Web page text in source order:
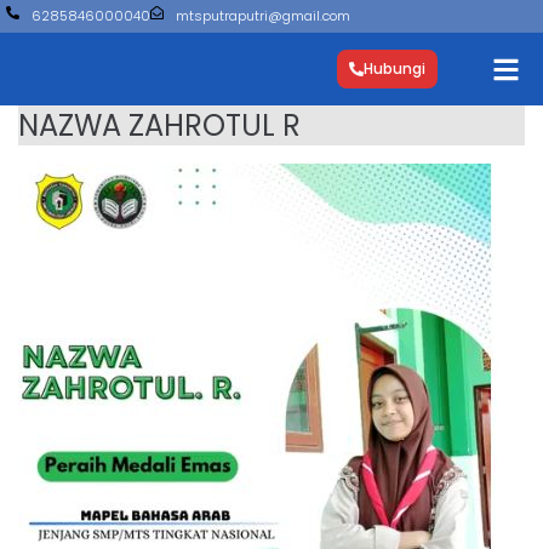
6285846000040 mtsputraputri@gmail.com
Hubungi
NAZWA ZAHROTUL R